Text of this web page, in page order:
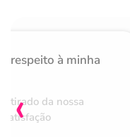
respeito à minha
da nossa
‹